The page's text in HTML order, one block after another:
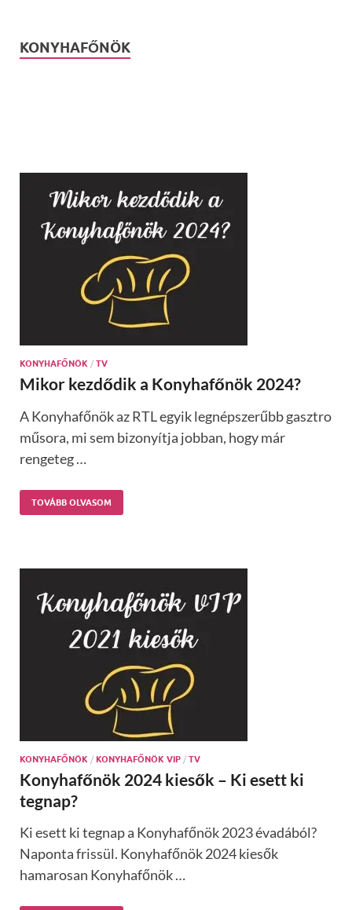
KONYHAFŐNÖK
KONYHAFŐNÖK / TV
Mikor kezdődik a Konyhafőnök 2024?
A Konyhafőnök az RTL egyik legnépszerűbb gasztro
műsora, mi sem bizonyítja jobban, hogy már
rengeteg …
TOVÁBB OLVASOM
KONYHAFŐNÖK / KONYHAFŐNÖK VIP / TV
Konyhafőnök 2024 kiesők – Ki esett ki
tegnap?
Ki esett ki tegnap a Konyhafőnök 2023 évadából?
Naponta frissül. Konyhafőnök 2024 kiesők
hamarosan Konyhafőnök …